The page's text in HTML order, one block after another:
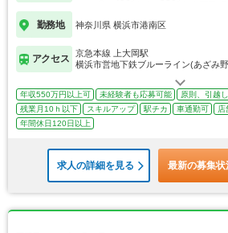
勤務地 神奈川県 横浜市港南区
アクセス
京急本線 上大岡駅
横浜市営地下鉄ブルーライン(あざみ
年収550万円以上可 未経験者も応募可能
原則、引越
残業月10ｈ以下
スキルアップ 駅チカ 車通勤可 店
年間休日120日以上
求人の詳細を見る 最新の募集